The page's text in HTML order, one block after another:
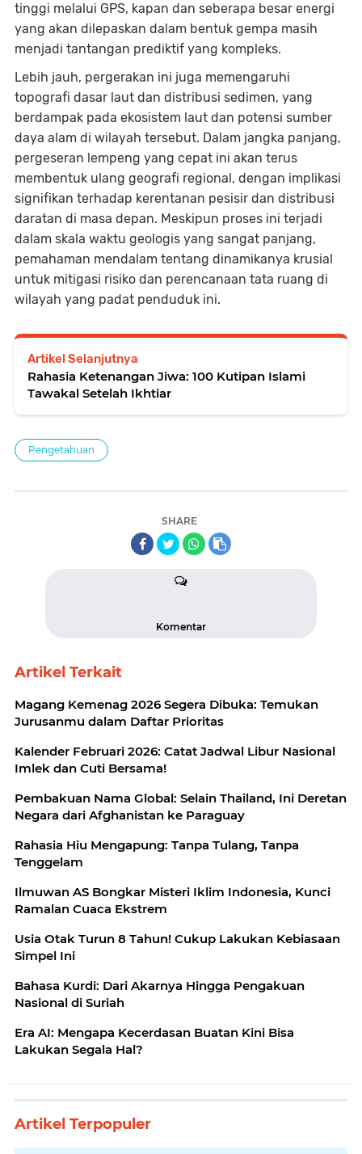
tinggi melalui GPS, kapan dan seberapa besar energi
yang akan dilepaskan dalam bentuk gempa masih
menjadi tantangan prediktif yang kompleks.
Lebih jauh, pergerakan ini juga memengaruhi
topografi dasar laut dan distribusi sedimen, yang
berdampak pada ekosistem laut dan potensi sumber
daya alam di wilayah tersebut. Dalam jangka panjang,
pergeseran lempeng yang cepat ini akan terus
membentuk ulang geografi regional, dengan implikasi
signifikan terhadap kerentanan pesisir dan distribusi
daratan di masa depan. Meskipun proses ini terjadi
dalam skala waktu geologis yang sangat panjang,
pemahaman mendalam tentang dinamikanya krusial
untuk mitigasi risiko dan perencanaan tata ruang di
wilayah yang padat penduduk ini.
Artikel Selanjutnya
Rahasia Ketenangan Jiwa: 100 Kutipan Islami
Tawakal Setelah Ikhtiar
Pengetahuan
SHARE
Komentar
Artikel Terkait
Magang Kemenag 2026 Segera Dibuka: Temukan
Jurusanmu dalam Daftar Prioritas
Kalender Februari 2026: Catat Jadwal Libur Nasional
Imlek dan Cuti Bersama!
Pembakuan Nama Global: Selain Thailand, Ini Deretan
Negara dari Afghanistan ke Paraguay
Rahasia Hiu Mengapung: Tanpa Tulang, Tanpa
Tenggelam
Ilmuwan AS Bongkar Misteri Iklim Indonesia, Kunci
Ramalan Cuaca Ekstrem
Usia Otak Turun 8 Tahun! Cukup Lakukan Kebiasaan
Simpel Ini
Bahasa Kurdi: Dari Akarnya Hingga Pengakuan
Nasional di Suriah
Era AI: Mengapa Kecerdasan Buatan Kini Bisa
Lakukan Segala Hal?
Artikel Terpopuler